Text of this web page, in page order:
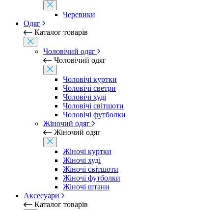
Черевики
Одяг
Каталог товарів
Чоловічий одяг
Чоловічий одяг
Чоловічі куртки
Чоловічі светри
Чоловічі худі
Чоловічі світшоти
Чоловічі футболки
Жіночий одяг
Жіночий одяг
Жіночі куртки
Жіночі худі
Жіночі світшоти
Жіночі футболки
Жіночі штани
Аксесуари
Каталог товарів